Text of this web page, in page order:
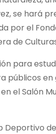
se hará
por el
de
para
públicos
el Salón
Deportivo